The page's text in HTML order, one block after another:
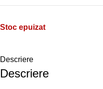
Stoc epuizat
Descriere
Descriere